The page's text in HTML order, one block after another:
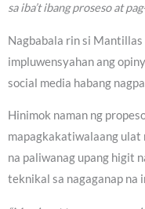
sa iba’t ibang proseso at
Nagbabala rin si
impluwensyahan ang
social media habang
Hinimok naman ng
mapagkakatiwalaang ulat
na paliwanag upang higit
teknikal sa nagaganap na